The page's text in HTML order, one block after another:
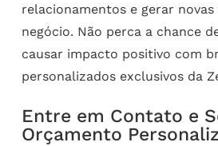
relacionamentos e gerar
negócio. Não perca a chance
causar impacto positivo com
personalizados exclusivos da
Entre em Contato e
Orçamento